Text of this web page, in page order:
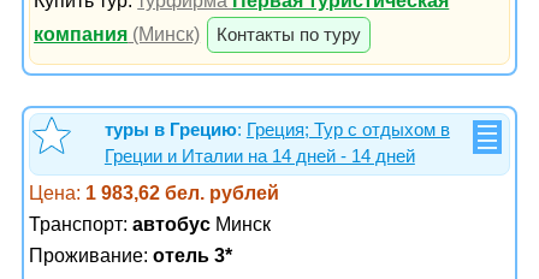
компания (Минск) Контакты по туру
туры в Грецию: Греция; Тур с отдыхом в
Греции и Италии на 14 дней - 14 дней
Цена: 1 983,62 бел. рублей
Транспорт: автобус Минск
Проживание: отель 3*